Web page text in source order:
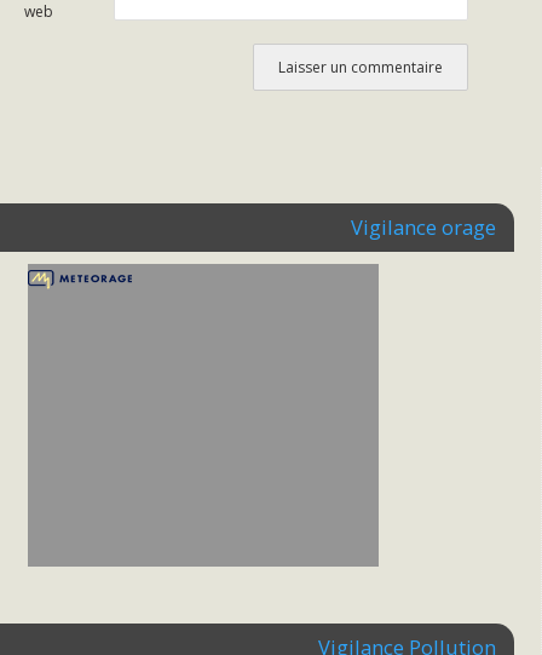
web
Vigilance orage
Vigilance Pollution